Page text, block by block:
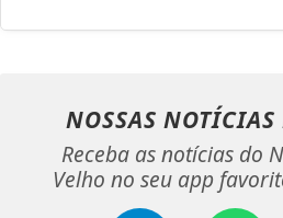
NOSSAS NOTÍCIAS
Receba as notícias do
Velho no seu app